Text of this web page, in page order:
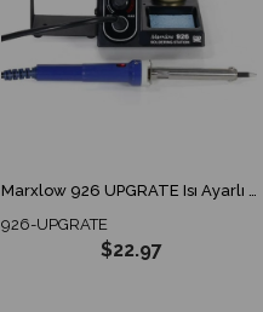
Marxlow 926 UPGRATE Isı Ayarlı Lehimleme İstasyonu
926-UPGRATE
$22.97